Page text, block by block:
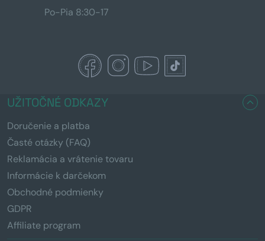
Po-Pia 8:30-17
UŽITOČNÉ ODKAZY
Doručenie a platba
Časté otázky (FAQ)
Reklamácia a vrátenie tovaru
Informácie k darčekom
Obchodné podmienky
GDPR
Affiliate program